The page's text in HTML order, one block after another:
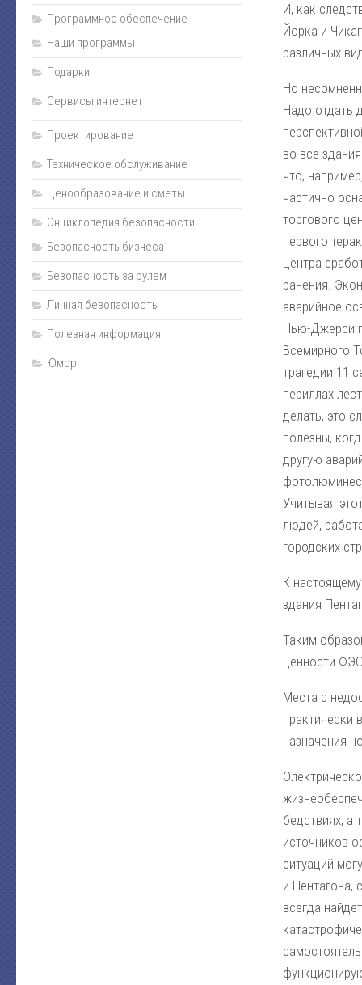
Интернет-магазин
И, как
Йорка и
различных
Но
Надо отдать
во все
что,
частично
торгового
первого
центра
ранения.
аварийное
Нью-Джерси
Всемирного
трагедии 11
периллах
делать, это
полезны,
другую
Учитывая
людей,
городских
К
здания
Таким
ценности
Места с
практически
назначения
бедствиях, а
источников
ситуаций
и Пентагона,
всегда
Программное обеспечение
Наши программы
Подарки
Сервисы интернет
Проектирование
Техническое обслуживание
Ценообразование и сметы
Энциклопедия безопасности
Безопасность бизнеса
Безопасность за рулем
Личная безопасность
Полезная информация
Юмор